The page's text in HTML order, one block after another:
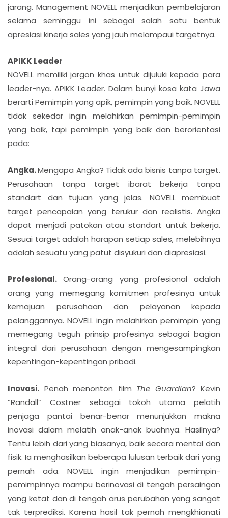
jarang. Management NOVELL menjadikan pembelajaran
selama seminggu ini sebagai salah satu bentuk
apresiasi kinerja sales yang jauh melampaui targetnya.
APIKK Leader
NOVELL memiliki jargon khas untuk dijuluki kepada para
leader-nya. APIKK Leader. Dalam bunyi kosa kata Jawa
berarti Pemimpin yang apik, pemimpin yang baik. NOVELL
tidak sekedar ingin melahirkan pemimpin-pemimpin
yang baik, tapi pemimpin yang baik dan berorientasi
pada:
Angka.Mengapa Angka? Tidak ada bisnis tanpa target.
Perusahaan tanpa target ibarat bekerja tanpa
standart dan tujuan yang jelas. NOVELL membuat
target pencapaian yang terukur dan realistis. Angka
dapat menjadi patokan atau standart untuk bekerja.
Sesuai target adalah harapan setiap sales, melebihnya
adalah sesuatu yang patut disyukuri dan diapresiasi.
Profesional. Orang-orang yang profesional adalah
orang yang memegang komitmen profesinya untuk
kemajuan perusahaan dan pelayanan kepada
pelanggannya. NOVELL ingin melahirkan pemimpin yang
memegang teguh prinsip profesinya sebagai bagian
integral dari perusahaan dengan mengesampingkan
kepentingan-kepentingan pribadi.
Inovasi. Penah menonton film The Guardian? Kevin
“Randall” Costner sebagai tokoh utama pelatih
penjaga pantai benar-benar menunjukkan makna
inovasi dalam melatih anak-anak buahnya. Hasilnya?
Tentu lebih dari yang biasanya, baik secara mental dan
fisik. Ia menghasilkan beberapa lulusan terbaik dari yang
pernah ada. NOVELL ingin menjadikan pemimpin-
pemimpinnya mampu berinovasi di tengah persaingan
yang ketat dan di tengah arus perubahan yang sangat
tak terprediksi. Karena hasil tak pernah mengkhianati